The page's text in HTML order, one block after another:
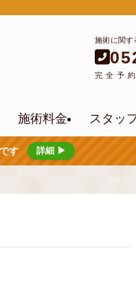
施術に関す
完全予
施術料金 スタッ
す 詳細 ▶